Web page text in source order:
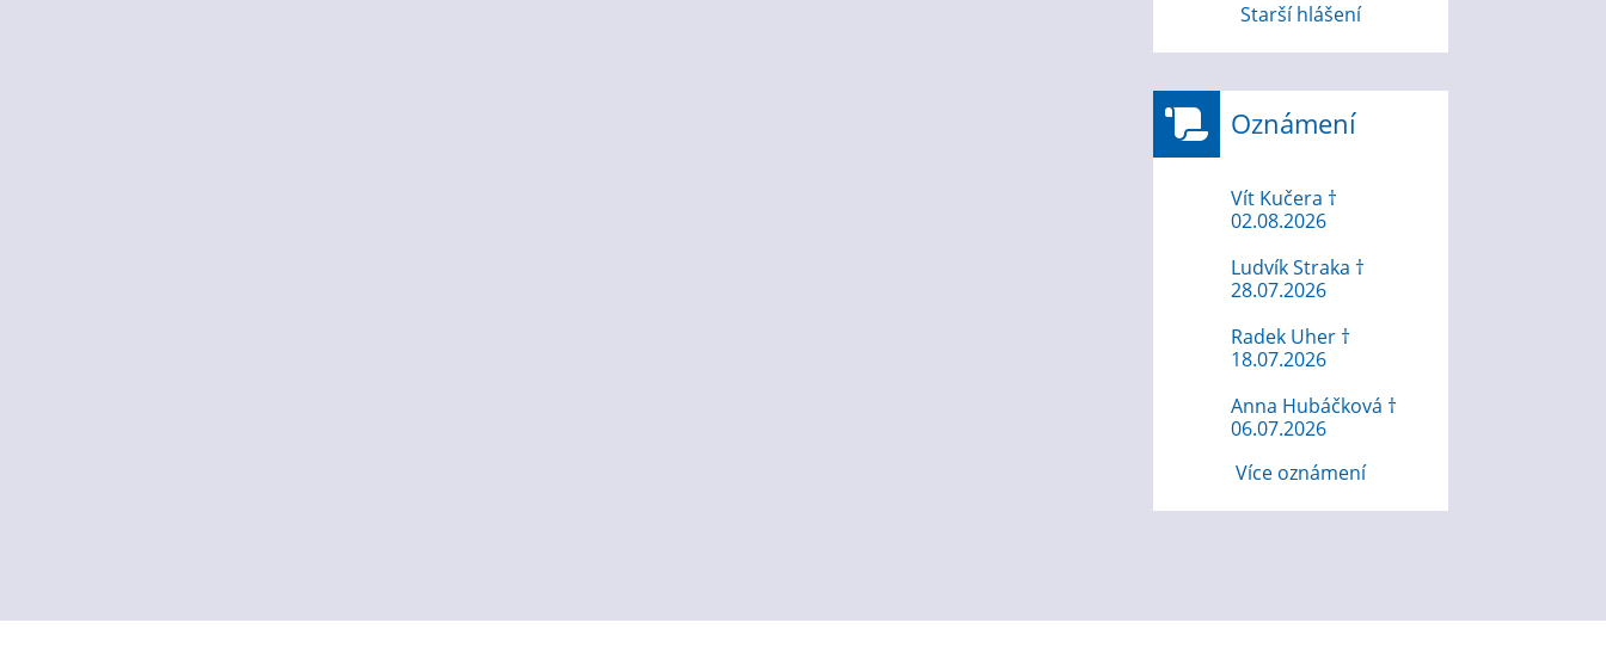
Starší hlášení
Oznámení
Vít Kučera †
02.08.2026
Ludvík Straka †
28.07.2026
Radek Uher †
18.07.2026
Anna Hubáčková †
06.07.2026
Více oznámení